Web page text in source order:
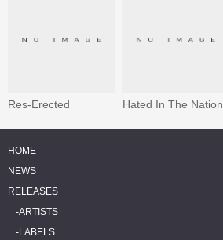
Res-Erected Hated In The Nation
HOME
NEWS
RELEASES
ARTISTS
LABELS